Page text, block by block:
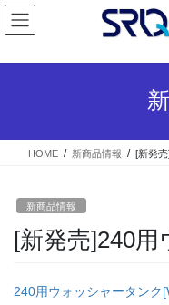
コ
ン
ン
キ
ナ
ビ
ー
に
HOME 新商品情報 [新発
新商品情報
[新発売]240
240用ウォッシャータンク